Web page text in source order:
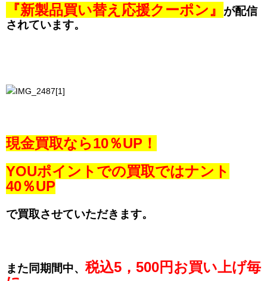
『新製品買い替え応援クーポン』
が配信
されています。
現金買取なら10％UP！
YOUポイントでの買取ではナント
40％UP
で買取させていただきます。
また同期間中、 税込5，500円お買い上げ毎